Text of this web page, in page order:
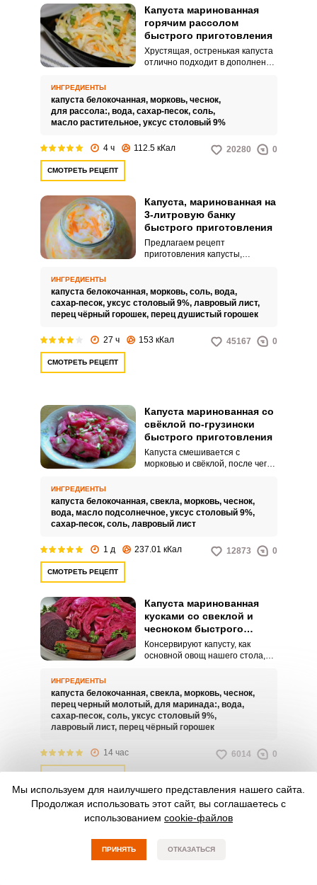
Капуста маринованная
горячим рассолом
быстрого приготовления
Хрустящая, остренькая капуста
отлично подходит в дополнение
занимает минимум времени.
Также такую закуску можно
подавать самостоятельно либо
ИНГРЕДИЕНТЫ
капуста белокочанная, морковь, чеснок,
для рассола:, вода, сахар-песок, соль,
масло растительное, уксус столовый 9%
4 ч 112.5 кКал 20280 0
СМОТРЕТЬ РЕЦЕПТ
Капуста, маринованная на
3-литровую банку
быстрого приготовления
Предлагаем рецепт
приготовления капусты,
Для более яркого и
насыщенного вкуса в закуску
добавляем черный перец и
ИНГРЕДИЕНТЫ
капуста белокочанная, морковь, соль, вода,
сахар-песок, уксус столовый 9%, лавровый лист,
перец чёрный горошек, перец душистый горошек
27 ч 153 кКал 45167 0
СМОТРЕТЬ РЕЦЕПТ
Капуста маринованная со
свёклой по-грузински
быстрого приготовления
Капуста смешивается с
морковью и свёклой, после чего
масла и лаврового листа. Всё
маринуется сутки,
раскладывается по банкам и
ИНГРЕДИЕНТЫ
капуста белокочанная, свекла, морковь, чеснок,
вода, масло подсолнечное, уксус столовый 9%,
сахар-песок, соль, лавровый лист
1 д 237.01 кКал 12873 0
СМОТРЕТЬ РЕЦЕПТ
Капуста маринованная
кусками со свеклой и
чесноком быстрого
приготовления
Консервируют капусту, как
основной овощ нашего стола,
соли и различных специй и
приправ. А если вам нужно
сразу и вкусно – можно
замариновать капусту со
ИНГРЕДИЕНТЫ
капуста белокочанная, свекла, морковь, чеснок,
перец черный молотый, для маринада:, вода,
сахар-песок, соль, уксус столовый 9%,
лавровый лист, перец чёрный горошек
14 час 6014 0
Быстрая капуста по-
корейски с морковью и
условиях
Предлагаем простой рецепт
капусты по-корейски с морковью
Мы используем для наилучшего представления нашего сайта.
Продолжая использовать этот сайт, вы соглашаетесь с
использованием cookie-файлов
ПРИНЯТЬ ОТКАЗАТЬСЯ